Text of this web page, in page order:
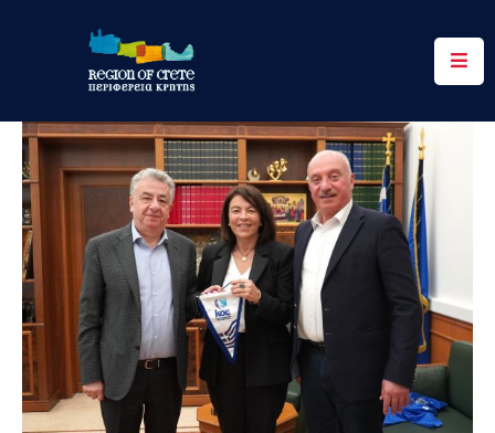
Περιφέρεια
Ενημέρωση
Έργα
&
Δράσεις
Ψηφιακές
Υπηρεσίες
Επικοινωνία